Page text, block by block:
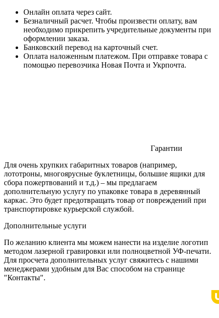
Онлайн оплата через сайт.
Безналичный расчет. Чтобы произвести оплату, вам
необходимо прикрепить учредительные документы при
оформлении заказа.
Банковский перевод на карточный счет.
Оплата наложенным платежом. При отправке товара с
помощью перевозчика Новая Почта и Укрпочта.
Гарантии
Для очень хрупких габаритных товаров (например,
лототроны, многоярусные буклетницы, большие ящики для
сбора пожертвований и т.д.) – мы предлагаем
дополнительную услугу по упаковке товара в деревянный
каркас. Это будет предотвращать товар от повреждений при
транспортировке курьерской службой.
Дополнительные услуги
По желанию клиента мы можем нанести на изделие логотип
методом лазерной гравировки или полноцветной УФ-печати.
Для просчета дополнительных услуг свяжитесь с нашими
менеджерами удобным для Вас способом на странице
"Контакты".